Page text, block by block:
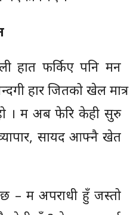
हात फर्किए पनि मन
हार जितको खेल मात्र
। म अब फेरि केही सुरु
सायद आफ्नै खेत
– म अपराधी हुँ जस्तो